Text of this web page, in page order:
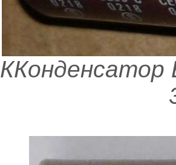
ККонденсатор